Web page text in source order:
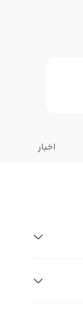
اخبار